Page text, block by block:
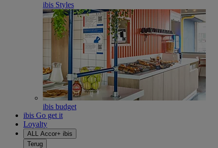
ibis Styles
ibis budget
ibis Go get it
Loyalty
ALL Accor+ ibis
Terug